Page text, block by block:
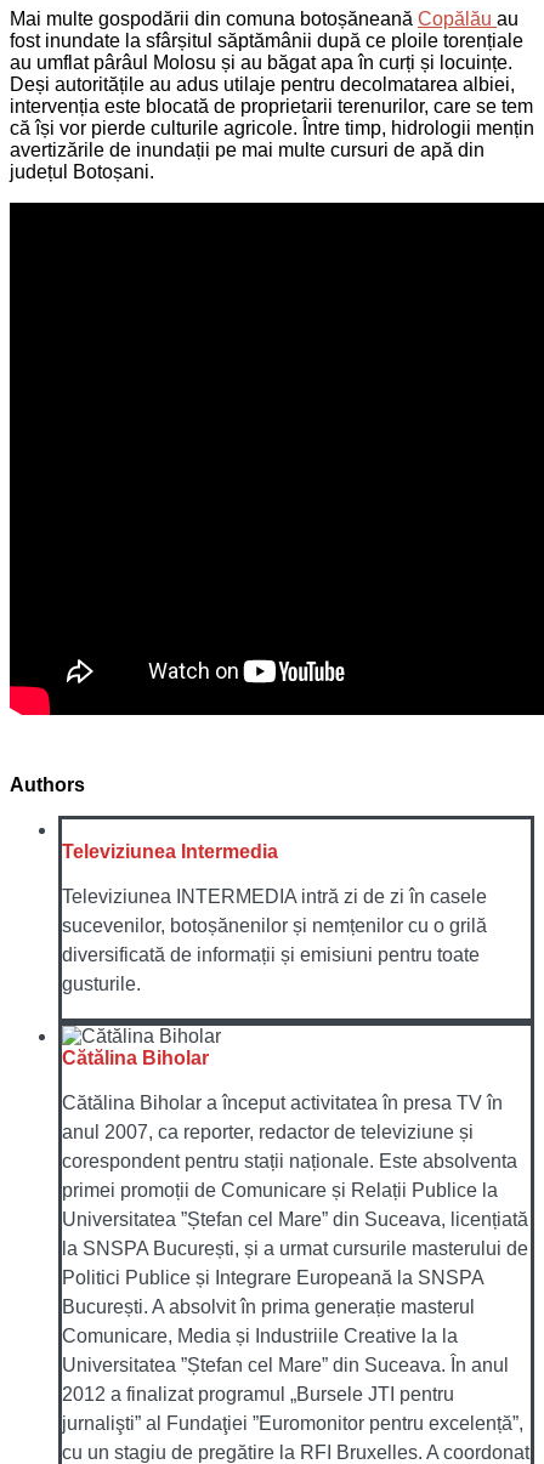
Mai multe gospodării din comuna botoșăneană Copălău au
fost inundate la sfârșitul săptămânii după ce ploile torențiale
au umflat pârâul Molosu și au băgat apa în curți și locuințe.
Deși autoritățile au adus utilaje pentru decolmatarea albiei,
intervenția este blocată de proprietarii terenurilor, care se tem
că își vor pierde culturile agricole. Între timp, hidrologii mențin
avertizările de inundații pe mai multe cursuri de apă din
județul Botoșani.
Authors
Televiziunea Intermedia
Televiziunea INTERMEDIA intră zi de zi în casele
sucevenilor, botoșănenilor și nemțenilor cu o grilă
diversificată de informații și emisiuni pentru toate
gusturile.
Cătălina Biholar
Cătălina Biholar a început activitatea în presa TV în
anul 2007, ca reporter, redactor de televiziune și
corespondent pentru stații naționale. Este absolventa
primei promoții de Comunicare și Relații Publice la
Universitatea ”Ștefan cel Mare” din Suceava, licențiată
la SNSPA București, și a urmat cursurile masterului de
Politici Publice și Integrare Europeană la SNSPA
București. A absolvit în prima generație masterul
Comunicare, Media și Industriile Creative la la
Universitatea ”Ștefan cel Mare” din Suceava. În anul
2012 a finalizat programul „Bursele JTI pentru
jurnalişti” al Fundaţiei ”Euromonitor pentru excelență”,
cu un stagiu de pregătire la RFI Bruxelles. A coordonat